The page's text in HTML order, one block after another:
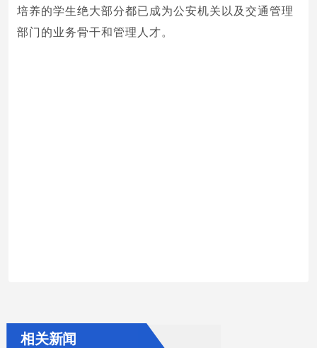
培养的学生绝大部分都已成为公安机关以及交通管理
部门的业务骨干和管理人才。
相关新闻